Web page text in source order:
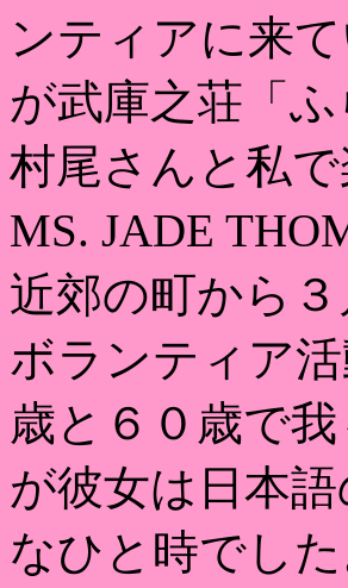
ンティアに来
が武庫之荘「
村尾さんと私
MS. JADE
近郊の町から
ボランティア
歳と６０歳で
が彼女は日本
なひと時でした